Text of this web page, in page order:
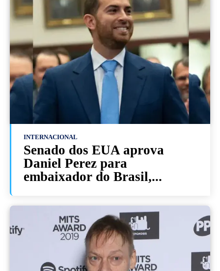
INTERNACIONAL
Senado dos EUA aprova
Daniel Perez para
embaixador do Brasil,...